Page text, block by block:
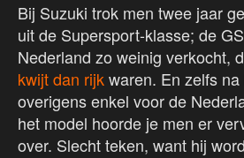
Bij Suzuki trok men twee jaar
uit de Supersport-klasse; de
Nederland zo weinig verkocht,
kwijt dan rijkwaren. En zelfs
overigens enkel voor de
het model hoorde je men er
over. Slecht teken, want hij